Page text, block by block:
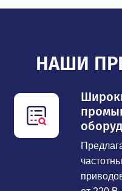
НАШИ